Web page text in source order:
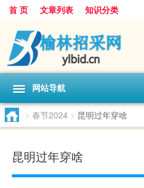
首 页 文章列表 知识分类
网站导航
> 春节2024 > 昆明过年穿啥
昆明过年穿啥